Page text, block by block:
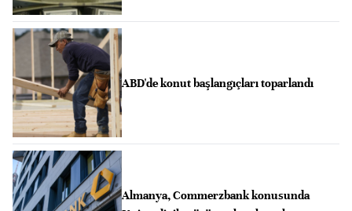
ABD'de konut başlangıçları toparlandı
Almanya, Commerzbank konusunda